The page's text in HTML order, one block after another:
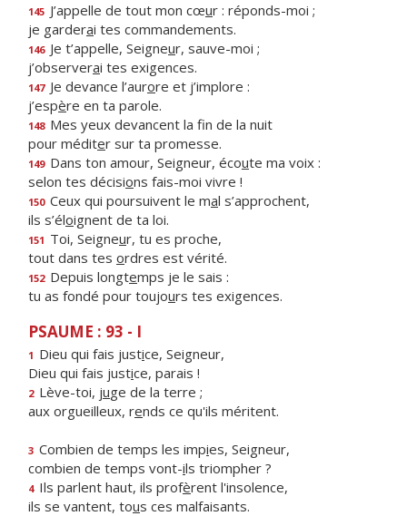
145 J’appelle de tout mon cœur : réponds-moi ;
je garderai tes commandements.
146 Je t’appelle, Seigneur, sauve-moi ;
j’observerai tes exigences.
147 Je devance l’aurore et j’implore :
j’espère en ta parole.
148 Mes yeux devancent la fn de la nuit
pour méditer sur ta promesse.
149 Dans ton amour, Seigneur, écoute ma voix :
selon tes décisions fais-moi vivre !
150 Ceux qui poursuivent le mal s’approchent,
ils s’éloignent de ta loi.
151 Toi, Seigneur, tu es proche,
tout dans tes ordres est vérité.
152 Depuis longtemps je le sais :
tu as fondé pour toujours tes exigences.
PSAUME : 93 - I
1 Dieu qui fais justice, Seigneur,
Dieu qui fais justice, parais !
2 Lève-toi, juge de la terre ;
aux orgueilleux, rends ce qu'ils méritent.
3 Combien de temps les impies, Seigneur,
combien de temps vont-ils triompher ?
4 Ils parlent haut, ils profèrent l'insolence,
ils se vantent, tous ces malfaisants.